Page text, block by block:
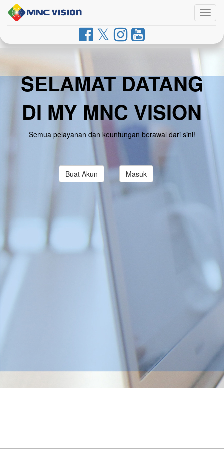
SELAMAT DATANG
DI MY MNC VISION
Semua pelayanan dan keuntungan berawal dari sini!
Buat Akun Masuk